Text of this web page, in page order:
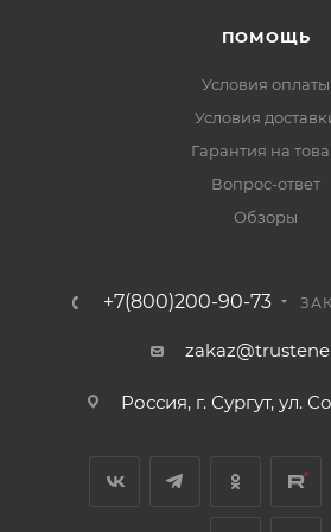
ПОМОЩЬ
Условия оплаты
Условия
Гарантия на
Вопрос-ответ
Обзоры
+7(800)200-90-73
Россия, г. Сургут, ул.